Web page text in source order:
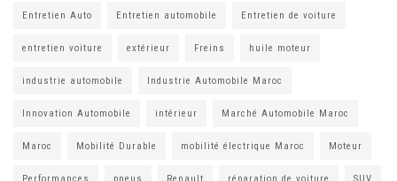
Entretien Auto Entretien automobile Entretien de voiture
entretien voiture extérieur Freins huile moteur
industrie automobile Industrie Automobile Maroc
Innovation Automobile intérieur Marché Automobile Maroc
Maroc Mobilité Durable mobilité électrique Maroc Moteur